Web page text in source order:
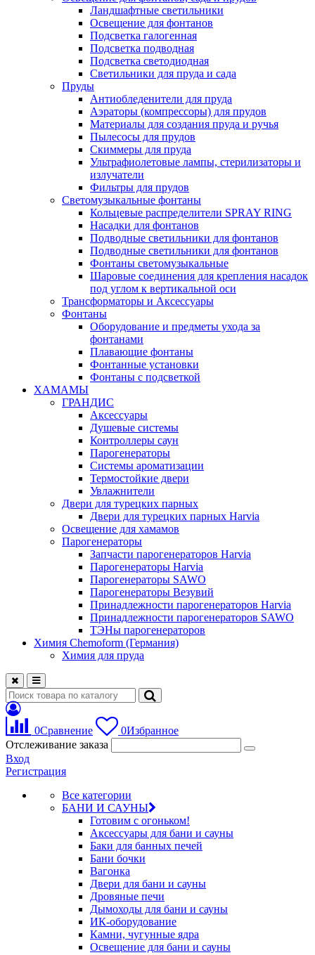
Ландшафтные светильники
Освещение для фонтанов
Подсветка галогенная
Подсветка подводная
Подсветка светодиодная
Светильники для пруда и сада
Пруды
Антиобледенители для пруда
Аэраторы (компрессоры) для прудов
Материалы для создания пруда и ручья
Пылесосы для прудов
Скиммеры для пруда
Ультрафиолетовые лампы, стерилизаторы и
излучатели
Фильтры для прудов
Светомузыкальные фонтаны
Кольцевые распределители SPRAY RING
Насадки для фонтанов
Подводные светильники для фонтанов
Подводные светильники для фонтанов
Фонтаны светомузыкальные
Шаровые соединения для крепления насадок
под углом к вертикальной оси
Трансформаторы и Аксессуары
Фонтаны
Оборудование и предметы ухода за
фонтанами
Плавающие фонтаны
Фонтанные установки
Фонтаны с подсветкой
ХАМАМЫ
ГРАНДИС
Аксессуары
Душевые системы
Контроллеры саун
Парогенераторы
Системы ароматизации
Термостойкие двери
Увлажнители
Двери для турецких парных
Двери для турецких парных Harvia
Освещение для хамамов
Парогенераторы
Запчасти парогенераторов Harvia
Парогенераторы Harvia
Парогенераторы SAWO
Парогенераторы Везувий
Принадлежности парогенераторов Harvia
Принадлежности парогенераторов SAWO
ТЭНы парогенераторов
Химия Chemoform (Германия)
Химия для пруда
0Сравнение 0Избранное
Отслеживание заказа
Вход
Регистрация
Все категории
БАНИ И САУНЫ
Готовим с огоньком!
Аксессуары для бани и сауны
Баки для банных печей
Бани бочки
Вагонка
Двери для бани и сауны
Дровяные печи
Дымоходы для бани и сауны
ИК-оборудование
Камни, чугунные ядра
Освещение для бани и сауны